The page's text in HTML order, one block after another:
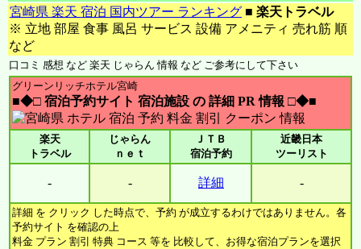
宮崎県 楽天 宿泊 国内ツアー ランキング ■ 楽天トラベル
※ 立地 部屋 食事 風呂 サービス 設備 アメニティ 売れ筋 順
など
口コミ 感想 など 楽天 じゃらん 情報 など ご参考にして下さい
グリーンリッチホテル宮崎
■◆□ 宿泊予約サイト 宿泊施設 の 詳細 PR 情報 □◆■
楽天
トラベル
じゃらん
ｎｅｔ
ＪＴＢ
宿泊予約
近畿日本
ツーリスト
- - 詳細 -
詳細 を クリック した時点で、予約 が成立するわけではありません。各
予約サイト を確認の上
料金 プラン 割引 特典 コース 等を 比較して、お得な宿泊プランを選択